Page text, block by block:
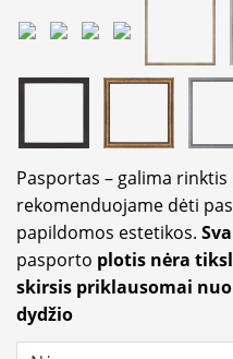
Pasportas – galima
rekomenduojame dėti
papildomos estetikos.
pasporto plotis nėra
skirsis priklausomai
dydžio